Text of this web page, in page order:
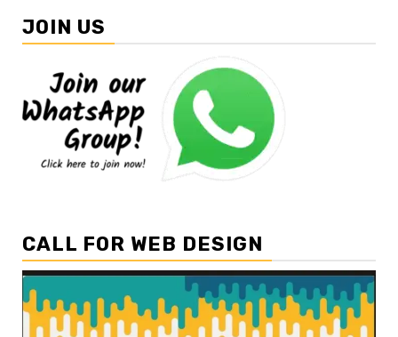
JOIN US
CALL FOR WEB DESIGN